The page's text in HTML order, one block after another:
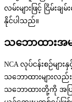
လမ်းများဖြင့် ငြိမ်း
နိုင်ပါသည်။
သဘောထားအမ
NCA လုပ်ငန်းစဉ်မျ
သဘောထားများလည်
သဘောထားတို့ကို အပ